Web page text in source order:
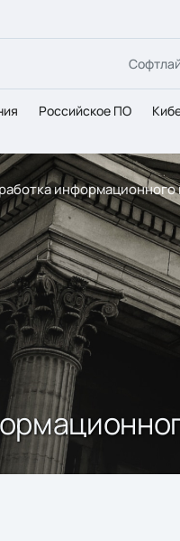
Российское ПО